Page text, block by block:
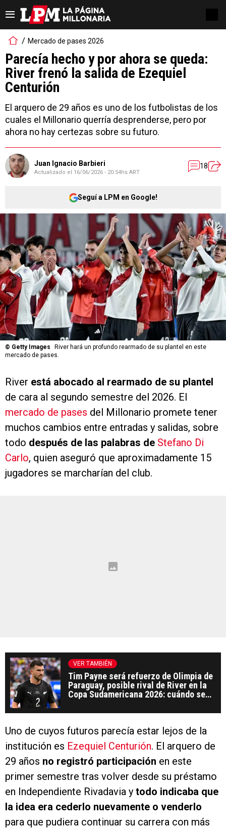
Mercado de pases 2026
Parecía hecho y por ahora se queda:
River frenó la salida de Ezequiel
Centurión
El arquero de 29 años es uno de los futbolistas de los
cuales el Millonario querría desprenderse, pero por
ahora no hay certezas sobre su futuro.
Juan Ignacio Barbieri
Actualizado el 16/06/2026 - 20:54hs ART
18
Seguí a LPM en Google!
© Getty Images
River hará un profundo rearmado de su plantel en este
mercado de pases.
River está abocado al rearmado de su plantel
de cara al segundo semestre del 2026. El
mercado de pases del Millonario promete tener
muchos cambios entre entradas y salidas, sobre
todo después de las palabras de Stefano Di
Carlo, quien aseguró que aproximadamente 15
jugadores se marcharían del club.
VER TAMBIÉN
Tim Payne será refuerzo de Olimpia de
Paraguay, posible rival de River en la
Copa Sudamericana 2026: cuándo se
Uno de cuyos futuros parecía estar lejos de la
institución es Ezequiel Centurión. El arquero de
29 años no registró participación en este
primer semestre tras volver desde su préstamo
en Independiente Rivadavia y todo indicaba que
la idea era cederlo nuevamente o venderlo
para que pudiera continuar su carrera con más